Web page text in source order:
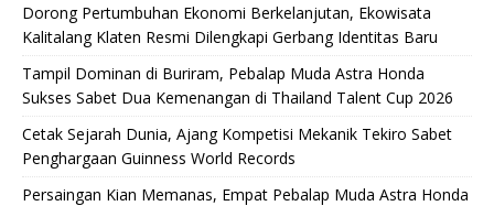
Dorong Pertumbuhan Ekonomi Berkelanjutan, Ekowisata
Kalitalang Klaten Resmi Dilengkapi Gerbang Identitas Baru
Tampil Dominan di Buriram, Pebalap Muda Astra Honda
Sukses Sabet Dua Kemenangan di Thailand Talent Cup 2026
Cetak Sejarah Dunia, Ajang Kompetisi Mekanik Tekiro Sabet
Penghargaan Guinness World Records
Persaingan Kian Memanas, Empat Pebalap Muda Astra Honda